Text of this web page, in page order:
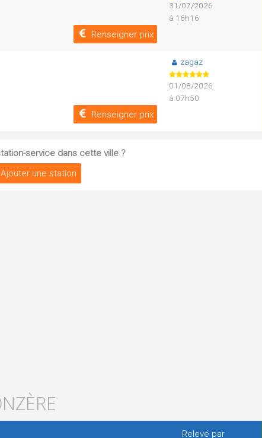
Renseigner prix
31/07/2026
à 16h16
Renseigner prix
zagaz
01/08/2026
à 07h50
service dans cette ville ?
Ajouter une station
Relevé par